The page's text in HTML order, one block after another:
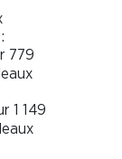
779
1 149